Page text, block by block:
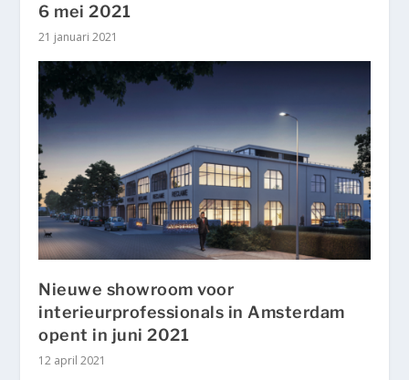
6 mei 2021
21 januari 2021
Nieuwe showroom voor
interieurprofessionals in Amsterdam
opent in juni 2021
12 april 2021